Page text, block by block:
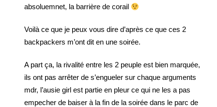
absoluemnet, la barrière de corail
Voilà ce que je peux vous dire d’après ce que ces 2
backpackers m’ont dit en une soirée.
A part ça, la rivalité entre les 2 peuple est bien marquée,
ils ont pas arrêter de s’engueler sur chaque arguments
mdr, l’ausie girl est partie en pleur ce qui ne les a pas
empecher de baiser à la fin de la soirée dans le parc de